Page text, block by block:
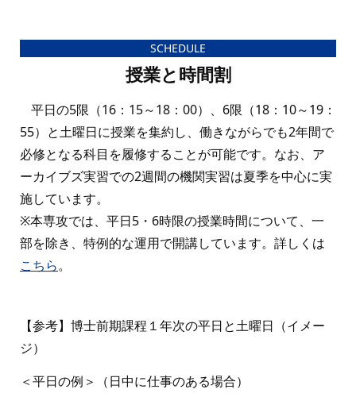
SCHEDULE
授業と時間割
平日の5限（16：15～18：00）、6限（18：10～19：
55）と土曜日に授業を集約し、働きながらでも2年間で
必修となる科目を履修することが可能です。なお、ア
ーカイブズ実習での2週間の機関実習は夏季を中心に実
施しています。
※本専攻では、平日5・6時限の授業時間について、一
部を除き、特例的な運用で開講しています。詳しくは
こちら。
【参考】博士前期課程１年次の平日と土曜日（イメー
ジ）
＜平日の例＞（日中に仕事のある場合）